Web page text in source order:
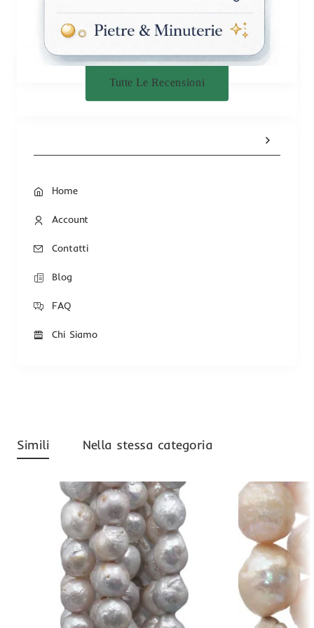
Tutte Le Recensioni
Home
Account
Contatti
Blog
FAQ
Chi Siamo
Simili Nella stessa categoria